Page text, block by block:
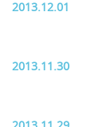
2013.12.01
2013.11.30